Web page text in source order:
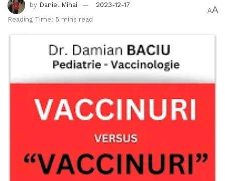
by Daniel Mihai
2023-12-17
Reading Time: 5 mins read
AA